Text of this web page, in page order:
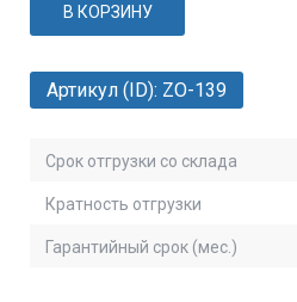
Артикул (ID): ZO-139
Срок отгрузки со склада
Кратность отгрузки
Гарантийный срок (мес.)
В КОРЗИНУ